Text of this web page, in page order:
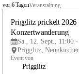
P
vor 6 TagenVeranstaltung
Prigglitz prickelt 2026
Konzertwanderung
Sa., 12. Sept., 11:00
Event von
Prigglitz